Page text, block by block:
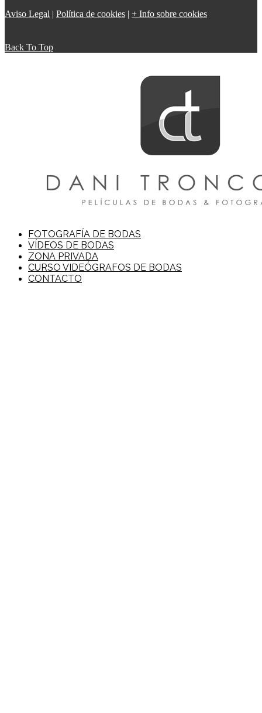
Aviso Legal | Política de cookies | + Info sobre cookies
Back To Top
FOTOGRAFÍA DE BODAS
VÍDEOS DE BODAS
ZONA PRIVADA
CURSO VIDEÓGRAFOS DE BODAS
CONTACTO